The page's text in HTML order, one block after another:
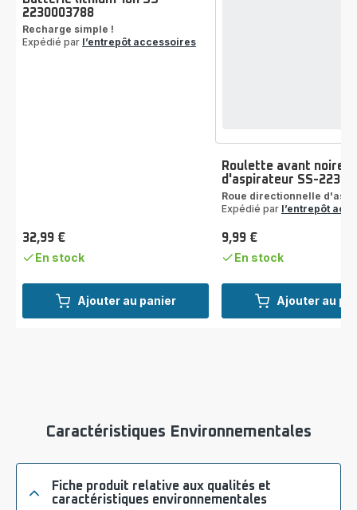
Ajouter au panier
2230003788
Recharge simple !
Expédié par l’entrepôt accessoires
Prix
32,99 €
En stock
Ajouter au
Roulette avant noire
d'aspirateur SS-
Roue directionnelle
Expédié par l’entrepôt
Prix
9,99 €
En stock
Caractéristiques Environnementales
Fiche produit relative aux qualités et
caractéristiques environnementales